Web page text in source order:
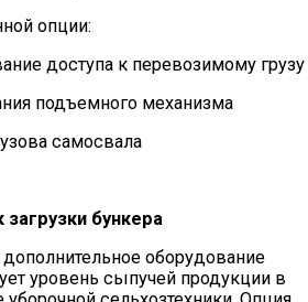
опции:
доступа к перевозимому грузу
подъемного механизма
самосвала
загрузки бункера
оборудование
уровень сыпучей продукции в